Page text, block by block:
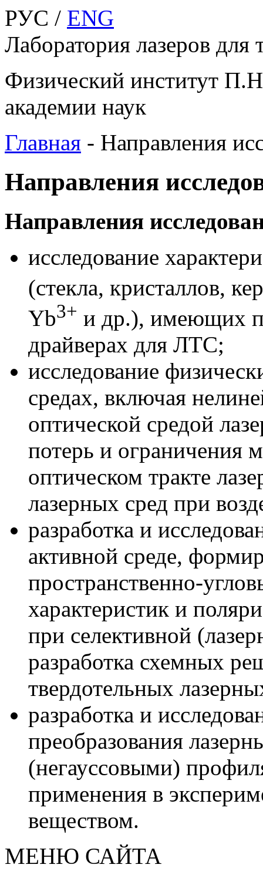
РУС / ENG
Лаборатория лазеров для
Физический институт
академии наук
Главная - Направления
Направления
Направления
исследование
(стекла, кристаллов,
Yb3+ и др.), имеющих
драйверах для ЛТС;
исследование
средах, включая
оптической средой
потерь и ограничения
оптическом тракте
лазерных сред при
разработка и
активной среде,
пространственно-
характеристик и
при селективной
разработка схемных
твердотельных
разработка и
преобразования
(негауссовыми)
применения в
веществом.
МЕНЮ САЙТА